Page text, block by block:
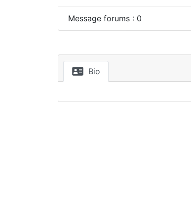
Message forums : 0
Bio